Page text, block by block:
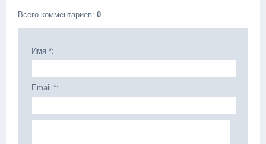
Всего комментариев: 0
Имя *:
Email *: